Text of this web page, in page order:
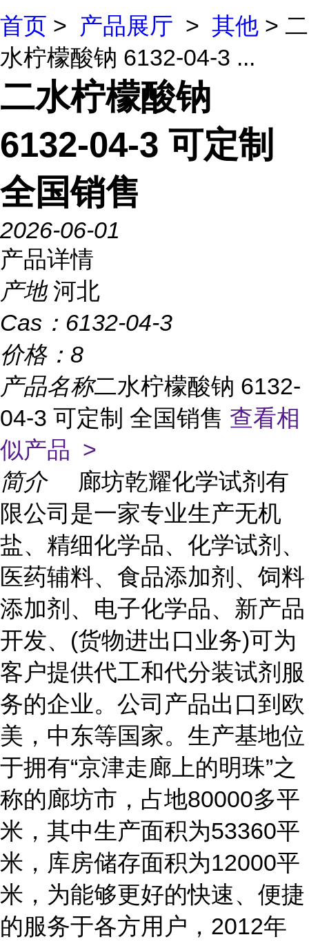
首页 > 产品展厅 > 其他 > 二
水柠檬酸钠 6132-04-3 ...
二水柠檬酸钠
6132-04-3 可定制
全国销售
2026-06-01
产品详情
产地 河北
Cas： 6132-04-3
价格： 8
产品名称二水柠檬酸钠 6132-
04-3 可定制 全国销售 查看相
似产品 >
简介
廊坊乾耀化学试剂有
限公司是一家专业生产无机
盐、精细化学品、化学试剂、
医药辅料、食品添加剂、饲料
添加剂、电子化学品、新产品
开发、(货物进出口业务)可为
客户提供代工和代分装试剂服
务的企业。公司产品出口到欧
美，中东等国家。生产基地位
于拥有“京津走廊上的明珠”之
称的廊坊市，占地80000多平
米，其中生产面积为53360平
米，库房储存面积为12000平
米，为能够更好的快速、便捷
的服务于各方用户，2012年